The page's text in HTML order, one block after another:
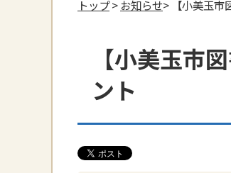
トップ>お知らせ> 【小美玉市
【小美玉市
ント